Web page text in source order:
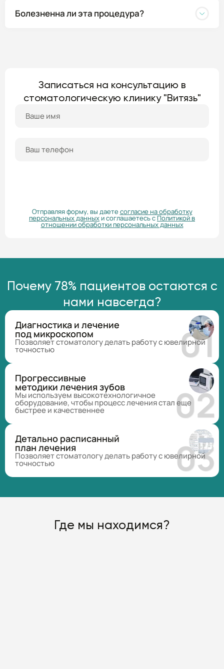
Болезненна ли эта процедура?
Записаться на консультацию в
стоматологическую клинику "Витязь"
Отправляя форму, вы даете согласие на обработку
персональных данныхи соглашаетесь сПолитикой в
отношении обработки персональных данных
Почему 78% пациентов остаются с
нами навсегда?
Диагностика и лечение
под микроскопом
Позволяет стоматологу делать работу с ювелирной
точностью
Прогрессивные
методики лечения зубов
Мы используем высокотехнологичное
оборудование, чтобы процесс лечения стал еще
быстрее и качественнее
Детально расписанный
план лечения
Позволяет стоматологу делать работу с ювелирной
точностью
Где мы находимся?